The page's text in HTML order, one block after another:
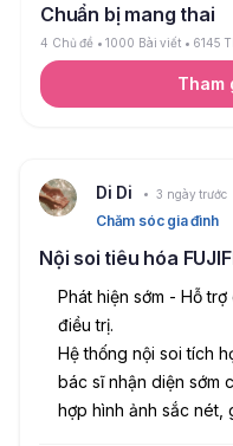
Chuẩn bị mang thai
4 Chủ đề 1000 Bài viết 6145
Tham
Di Di 3 ngày trước
Chăm sóc gia đình
Nội soi tiêu hóa
Phát hiện sớm - Hỗ
điều trị.
Hệ thống nội soi tích
bác sĩ nhận diện sớm
hợp hình ảnh sắc nét,